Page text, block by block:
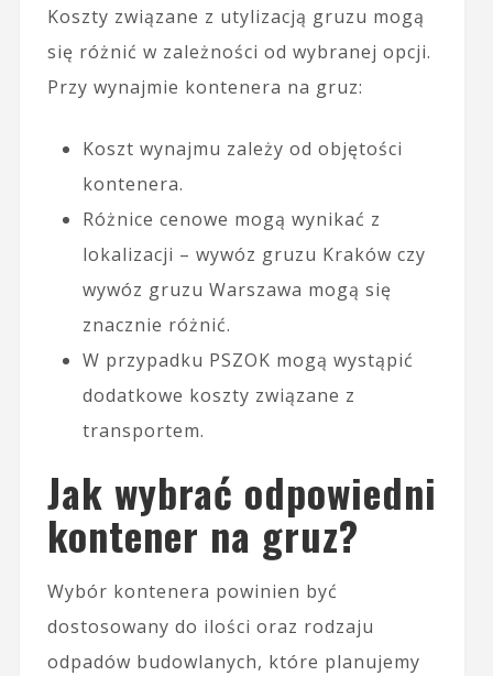
Koszty związane z utylizacją gruzu mogą
się różnić w zależności od wybranej opcji.
Przy wynajmie kontenera na gruz:
Koszt wynajmu zależy od objętości
kontenera.
Różnice cenowe mogą wynikać z
lokalizacji – wywóz gruzu Kraków czy
wywóz gruzu Warszawa mogą się
znacznie różnić.
W przypadku PSZOK mogą wystąpić
dodatkowe koszty związane z
transportem.
Jak wybrać odpowiedni
kontener na gruz?
Wybór kontenera powinien być
dostosowany do ilości oraz rodzaju
odpadów budowlanych, które planujemy